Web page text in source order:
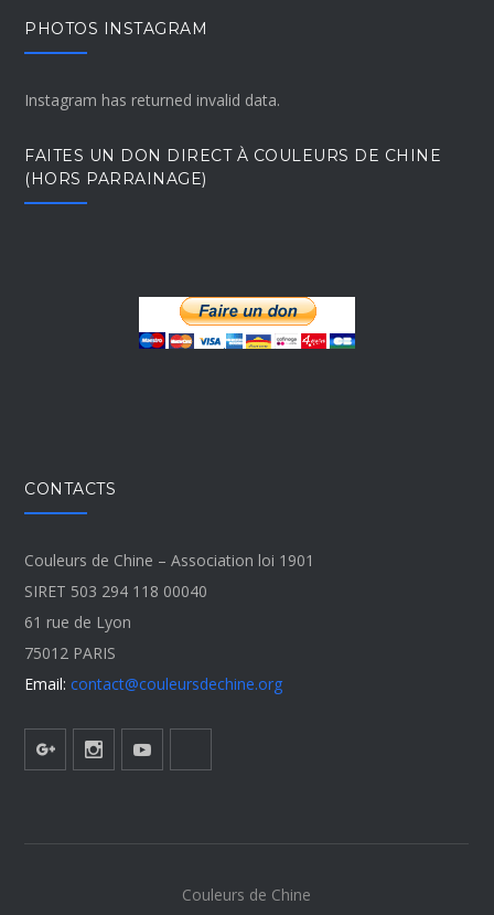
PHOTOS INSTAGRAM
Instagram has returned invalid data.
FAITES UN DON DIRECT À COULEURS DE CHINE
(HORS PARRAINAGE)
CONTACTS
Couleurs de Chine – Association loi 1901
SIRET 503 294 118 00040
61 rue de Lyon
75012 PARIS
Email: contact@couleursdechine.org
Couleurs de Chine